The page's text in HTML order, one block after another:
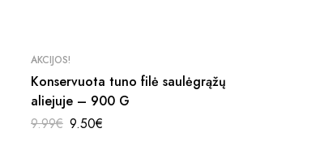
AKCIJOS!
Konservuota tuno filė saulėgrąžų
aliejuje – 900 G
9.99€ 9.50€